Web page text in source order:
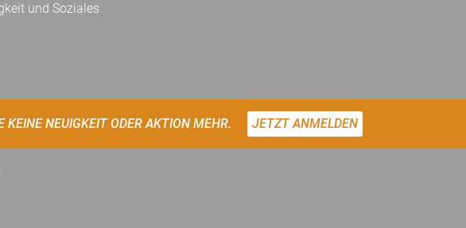
und Soziales
KEINE NEUIGKEIT ODER AKTION MEHR. JETZT ANMELDEN